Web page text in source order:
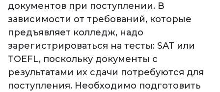
документов при поступлении. В
зависимости от требований, которые
предъявляет колледж, надо
зарегистрироваться на тесты: SAT или
TOEFL, поскольку документы с
результатами их сдачи потребуются для
поступления. Необходимо подготовить